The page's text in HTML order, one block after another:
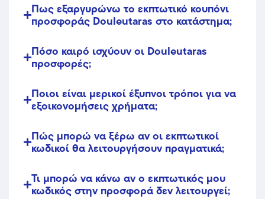
Πως εξαργυρώνω το εκπτωτικό κουπόνι
προσφοράς Douleutaras στο κατάστημα;
Πόσο καιρό ισχύουν οι Douleutaras
προσφορές;
Ποιοι είναι μερικοί έξυπνοι τρόποι για να
εξοικονομήσεις χρήματα;
Πώς μπορώ να ξέρω αν οι εκπτωτικοί
κωδικοί θα λειτουργήσουν πραγματικά;
Τι μπορώ να κάνω αν ο εκπτωτικός μου
κωδικός στην προσφορά δεν λειτουργεί;